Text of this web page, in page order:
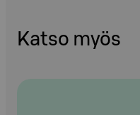
Katso myös